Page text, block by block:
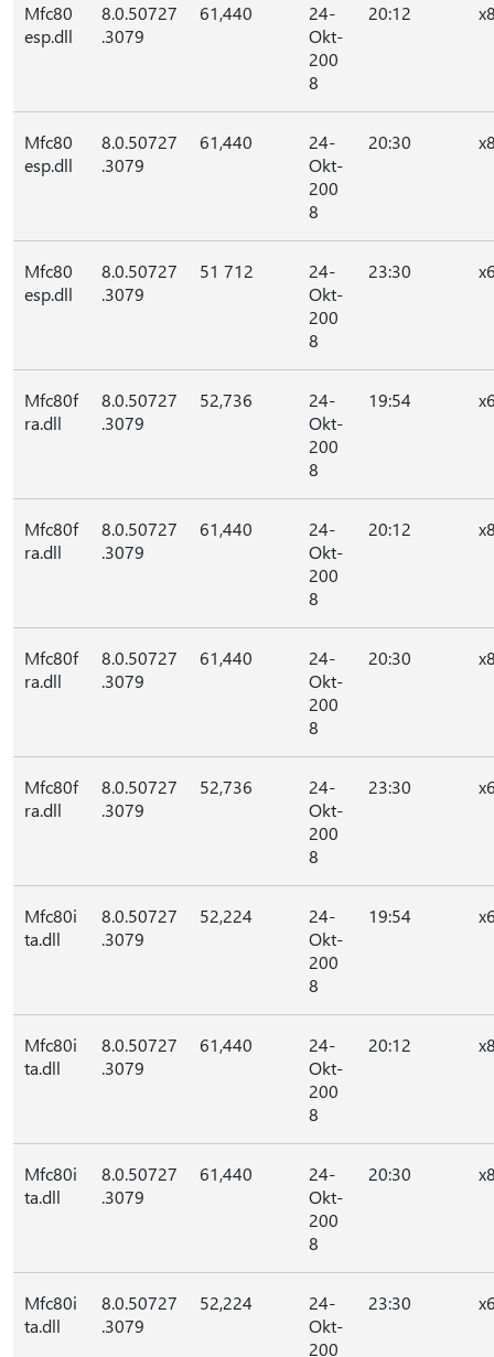
Mfc80
esp.dll
8.0.50727
.3079
61,440
24-
Okt-
200
8
20:12
Mfc80
esp.dll
8.0.50727
.3079
61,440
24-
Okt-
200
8
20:30
Mfc80
esp.dll
8.0.50727
.3079
51 712
24-
Okt-
200
8
23:30
Mfc80f
ra.dll
8.0.50727
.3079
52,736
24-
Okt-
200
8
19:54
Mfc80f
ra.dll
8.0.50727
.3079
61,440
24-
Okt-
200
8
20:12
Mfc80f
ra.dll
8.0.50727
.3079
61,440
24-
Okt-
200
8
20:30
Mfc80f
ra.dll
8.0.50727
.3079
52,736
24-
Okt-
200
8
23:30
Mfc80i
ta.dll
8.0.50727
.3079
52,224
24-
Okt-
200
8
19:54
Mfc80i
ta.dll
8.0.50727
.3079
61,440
24-
Okt-
200
8
20:12
Mfc80i
ta.dll
8.0.50727
.3079
61,440
24-
Okt-
200
8
20:30
Mfc80i
ta.dll
8.0.50727
.3079
52,224
24-
Okt-
200
23:30